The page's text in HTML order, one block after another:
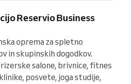
Reservio Business
oprema za spletno
in skupinskih dogodkov.
salone, brivnice, fitnes
posvete, joga studije,